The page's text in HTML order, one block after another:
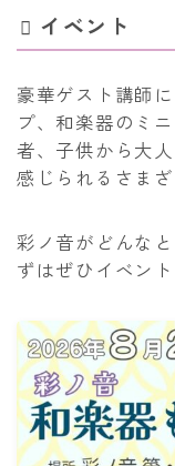
イベント
豪華ゲスト講師
プ、和楽器のミ
者、子供から大
感じられるさま
彩ノ音がどんな
ずはぜひイベン